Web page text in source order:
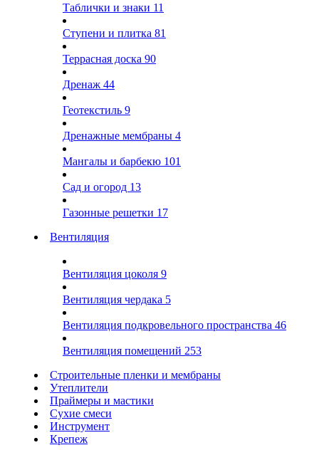
Таблички и знаки 11
Ступени и плитка 81
Террасная доска 90
Дренаж 44
Геотекстиль 9
Дренажные мембраны 4
Мангалы и барбекю 101
Сад и огород 13
Газонные решетки 17
Вентиляция
Вентиляция цоколя 9
Вентиляция чердака 5
Вентиляция подкровельного пространства 46
Вентиляция помещений 253
Строительные пленки и мембраны
Утеплители
Праймеры и мастики
Сухие смеси
Инструмент
Крепеж